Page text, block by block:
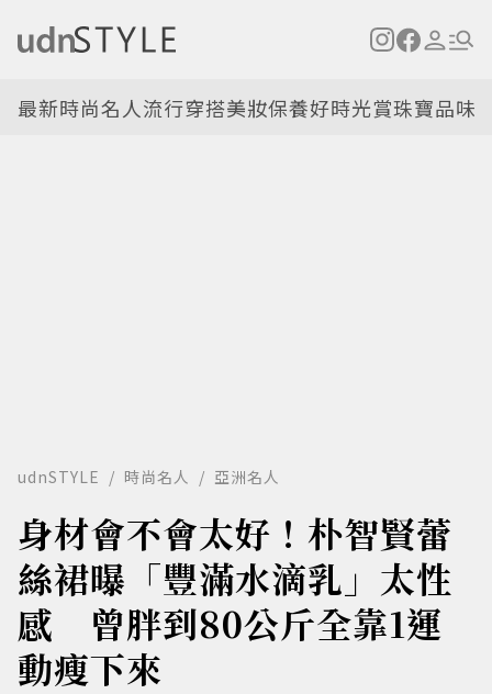
最新時尚名人流行穿搭美妝保養好時光賞珠寶品味
udnSTYLE 時尚名人 亞洲名人
身材會不會太好！朴智賢蕾
絲裙曝「豐滿水滴乳」太性
感 曾胖到80公斤全靠1運
動瘦下來